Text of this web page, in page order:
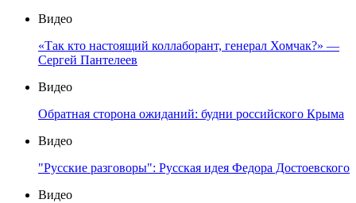
Видео
«Так кто настоящий коллаборант, генерал Хомчак?» —
Сергей Пантелеев
Видео
Обратная сторона ожиданий: будни российского Крыма
Видео
"Русские разговоры": Русская идея Федора Достоевского
Видео